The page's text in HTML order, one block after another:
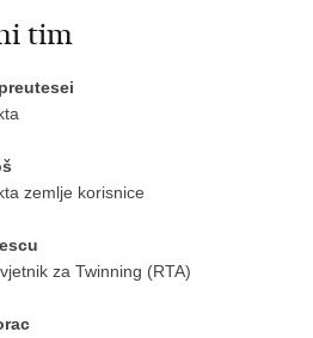
tim
zemlje korisnice
za Twinning (RTA)